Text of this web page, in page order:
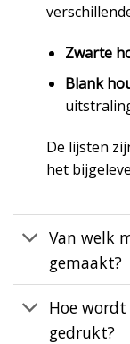
Zwarte
Blank
De lijsten
het
Van welk
gemaakt?
Hoe
gedrukt?